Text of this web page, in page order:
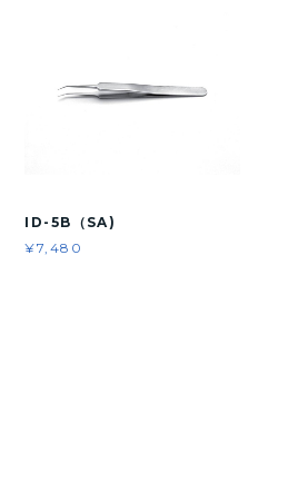
ID-5B（SA)
¥7,480